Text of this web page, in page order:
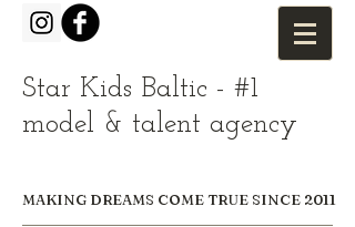
Star Kids Baltic - #1
model & talent agency
MAKING DREAMS COME TRUE SINCE 2011